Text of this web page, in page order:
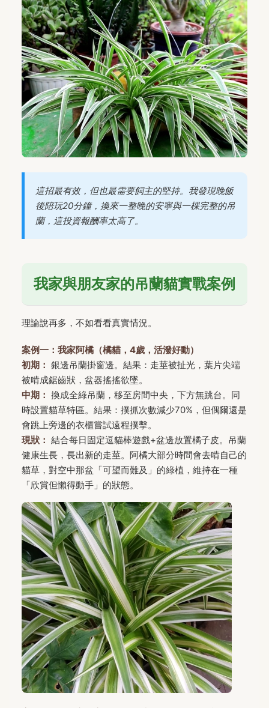
這招最有效，但也最需要飼主的堅持。我發現晚飯
後陪玩20分鐘，換來一整晚的安寧與一棵完整的吊
蘭，這投資報酬率太高了。
我家與朋友家的吊蘭貓實戰案例
理論說再多，不如看看真實情況。
案例一：我家阿橘（橘貓，4歲，活潑好動）
初期： 銀邊吊蘭掛窗邊。結果：走莖被扯光，葉片尖端
被啃成鋸齒狀，盆器搖搖欲墜。
中期： 換成全綠吊蘭，移至房間中央，下方無跳台。同
時設置貓草特區。結果：撲抓次數減少70%，但偶爾還是
會跳上旁邊的衣櫃嘗試遠程撲擊。
現狀： 結合每日固定逗貓棒遊戲+盆邊放置橘子皮。吊蘭
健康生長，長出新的走莖。阿橘大部分時間會去啃自己的
貓草，對空中那盆「可望而難及」的綠植，維持在一種
「欣賞但懶得動手」的狀態。